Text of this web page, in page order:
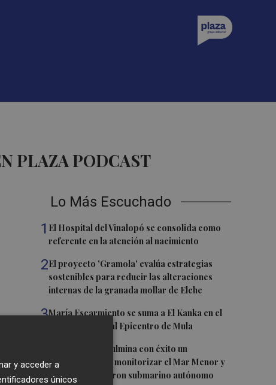
PLAZA PODCAST
Lo Más Escuchado
1 El Hospital del Vinalopó se consolida como
referente en la atención al nacimiento
2El proyecto 'Gramola' evalúa estrategias
sostenibles para reducir las alteraciones
internas de la granada mollar de Elche
3María Escarmiento se suma a El Kanka en el
cartel del festival Epicentro de Mula
UPCT Makers culmina con éxito un
catamarán para monitorizar el Mar Menor y
ya prepara un dron submarino autónomo
y acceder a
únicos